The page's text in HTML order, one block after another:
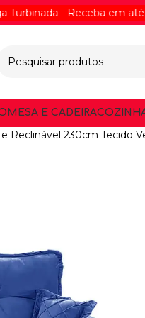
- Receba em até 48hrs
MESA E CADEIRA
Reclinável 230cm Tecido